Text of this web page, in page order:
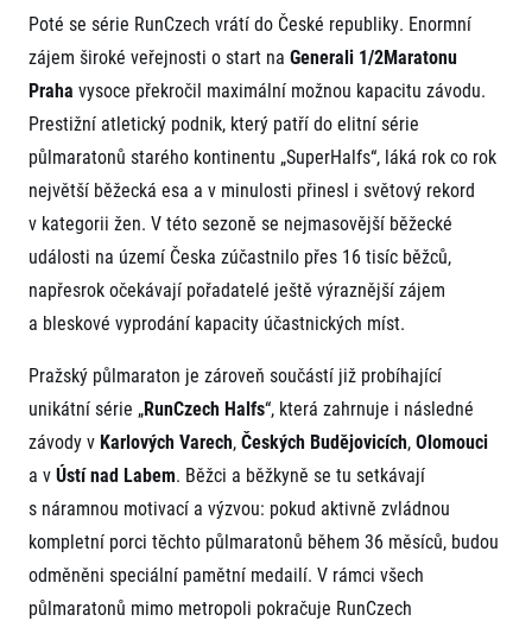
Mobilní aplikace RunCzech
Stáhněte si mobilní aplikaci RunCzech.
Šablony k dárkovému poukazu ke stažení
Tiskové zprávy
Poznámky pro editory
Magazíny
Kariéra
RunCzech Racing
Ekofilozofie
Running Mall
Vítejte v Running Mall
Kalendář
Individuální trénink
Skupinové tréninky
Masáže
Titulární partneři
Poté se série RunCzech vrátí do České republiky. Enormní
zájem široké veřejnosti o start na Generali 1/2Maratonu
Praha vysoce překročil maximální možnou kapacitu závodu.
Prestižní atletický podnik, který patří do elitní série
půlmaratonů starého kontinentu „SuperHalfs“, láká rok co rok
největší běžecká esa a v minulosti přinesl i světový rekord
v kategorii žen. V této sezoně se nejmasovější běžecké
události na území Česka zúčastnilo přes 16 tisíc běžců,
napřesrok očekávají pořadatelé ještě výraznější zájem
a bleskové vyprodání kapacity účastnických míst.
Pražský půlmaraton je zároveň součástí již probíhající
unikátní série „RunCzech Halfs“, která zahrnuje i následné
závody v Karlových Varech,Českých Budějovicích,Olomouci
a vÚstí nad Labem. Běžci a běžkyně se tu setkávají
s náramnou motivací a výzvou: pokud aktivně zvládnou
kompletní porci těchto půlmaratonů během 36 měsíců, budou
odměněni speciální pamětní medailí. V rámci všech
půlmaratonů mimo metropoli pokračuje RunCzech